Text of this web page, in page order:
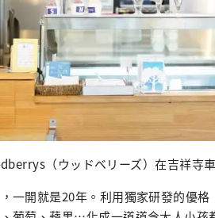
（ウッドベリーズ）在吉祥寺
一開就是20年。利用獨家研發的優